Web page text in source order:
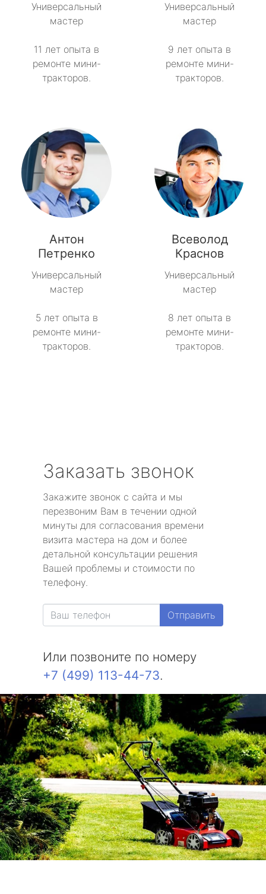
Универсальный
мастер
11 лет опыта в
ремонте мини-
тракторов.
Универсальный
мастер
9 лет опыта в
ремонте мини-
тракторов.
Антон
Петренко
Универсальный
мастер
5 лет опыта в
ремонте мини-
тракторов.
Всеволод
Краснов
Универсальный
мастер
8 лет опыта в
ремонте мини-
тракторов.
Заказать звонок
Закажите звонок с сайта и мы
перезвоним Вам в течении одной
минуты для согласования времени
визита мастера на дом и более
детальной консультации решения
Вашей проблемы и стоимости по
телефону.
Отправить
Или позвоните по номеру
+7 (499) 113-44-73.